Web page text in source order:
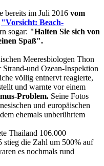
bereits im Juli 2016 vom
"Vorsicht: Beach-
sogar: "Halten Sie sich von
Spaß".
Meeresbiologen Thon
und Ozean-Inspektion
völlig entnervt reagierte,
und warnte vor einem
Problem. Seine Fotos
und europäischen
ehemals unberührtem
Thailand 106.000
stieg die Zahl um 500% auf
es nochmals rund